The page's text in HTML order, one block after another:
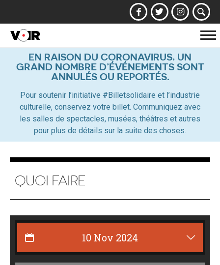
la
EN RAISON DU CORONAVIRUS, UN
GRAND NOMBRE D’ÉVÉNEMENTS SONT
ANNULÉS OU REPORTÉS.
Pour soutenir l’initiative #Billetsolidaire et l’industrie
culturelle, conservez votre billet. Communiquez avec
les salles de spectacles, musées, théâtres et autres
pour plus de détails sur la suite des choses.
QUOI FAIRE